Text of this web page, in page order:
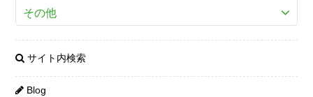
その他
サイト内検索
Blog